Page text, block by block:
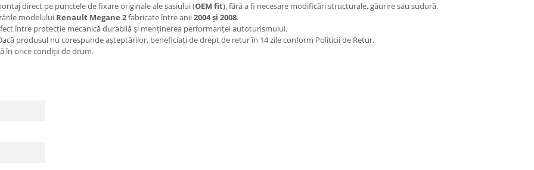
direct pe punctele de fixare originale ale șasiului (OEM fit), fără a fi necesare modificări structurale, găurire sau sudură.
modelului Renault Megane 2fabricate între anii2004 și 2008.
între protecție mecanică durabilă și menținerea performanței autoturismului.
produsul nu corespunde așteptărilor, beneficiați de drept de retur în 14 zile conform Politicii de Retur.
în orice condiții de drum.